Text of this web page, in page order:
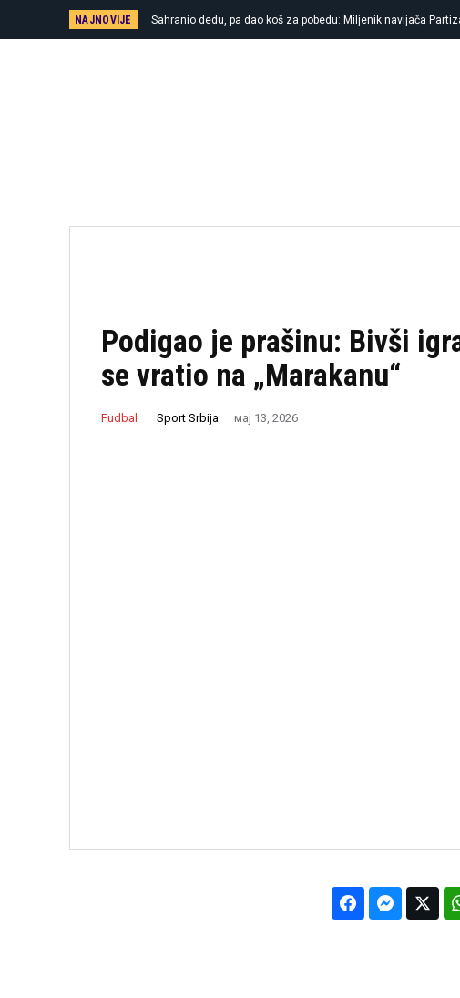
NAJNOVIJE
Sahranio dedu, pa dao koš za pobedu: Miljenik navijača
najvažnijeg trenutka u karijeri
Podigao je prašinu: Bivši
se vratio na „Marakanu“
Fudbal Sport Srbija мај 13, 2026